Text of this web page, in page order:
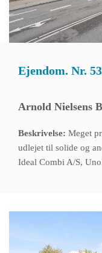
Ejendom. Nr.
Arnold Nielsens
Beskrivelse: Meget
udlejet til solide og
Ideal Combi A/S,